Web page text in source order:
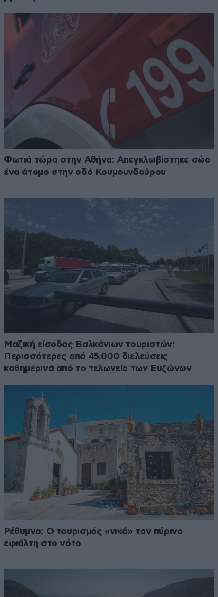
Φωτιά τώρα στην Αθήνα: Απεγκλωβίστηκε σώο
ένα άτομο στην οδό Κουμουνδούρου
Μαζική είσοδος Βαλκάνιων τουριστών:
Περισσότερες από 45.000 διελεύσεις
καθημερινά από το τελωνείο των Ευζώνων
Ρέθυμνο: Ο τουρισμός «νικά» τον πύρινο
εφιάλτη στο νότο